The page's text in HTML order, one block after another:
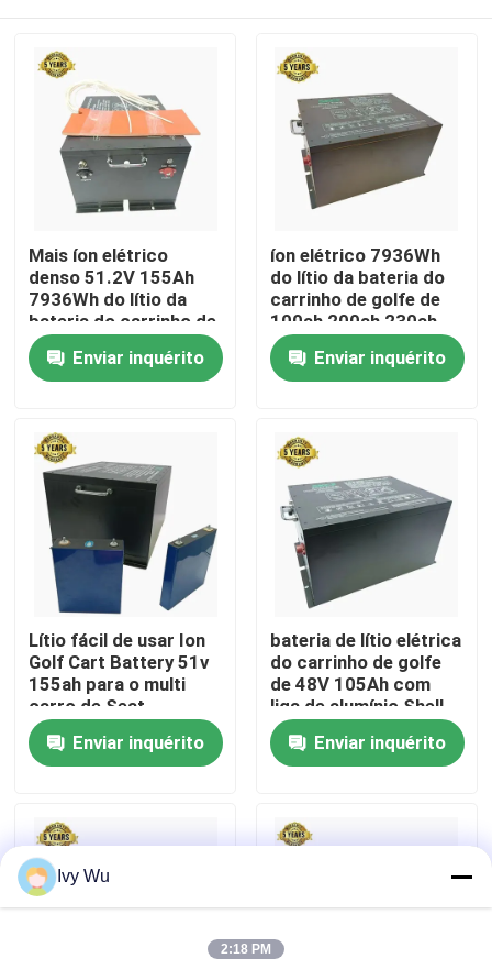
Casa
Sobre nós
Excursão da fábrica
Controle da qualidade
Contato E.U.
Notícia
Espelhos do lado do carrinho de golfe
Tampas de roda do carrinho de golfe
Painel do carrinho de golfe
Mais íon elétrico
denso 51.2V 155Ah
7936Wh do lítio da
bateria do carrinho de
golfe da energia
Enviar inquérito
íon elétrico 7936Wh
do lítio da bateria do
carrinho de golfe de
100ah 200ah 230ah
mais energia
Enviar inquérito
Lítio fácil de usar Ion
Golf Cart Battery 51v
155ah para o multi
carro de Seat
Enviar inquérito
bateria de lítio elétrica
do carrinho de golfe
de 48V 105Ah com
liga de alumínio Shell
Enviar inquérito
Ivy Wu
2:18 PM